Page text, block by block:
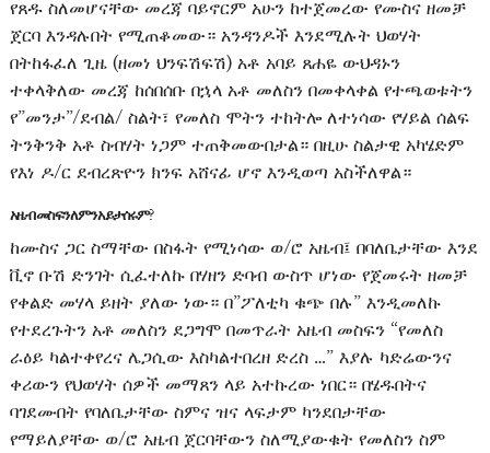
የጸዱ ስለመሆናቸው መረጃ ባይኖርም አሁን ከተጀመረው የሙስና ዘመቻ
ጀርባ እንዳሉበት የሚጠቆመው። አንዳንዶች እንደሚሉት ህወሃት
በትከፋፈለ ጊዜ (ዘመነ ህንፍሽፍሽ) አቶ አባይ ጸሐዬ ውህዳኑን
ተቀላቅለው መረጃ ከሰበሰቡ በኋላ አቶ መለስን በመቀላቀል የተጫወቱትን
የ”መንታ”/ደብል/ ስልት፣ የመለስ ሞትን ተከትሎ ለተነሳው የሃይል ሰልፍ
ትንቅንቅ አቶ ስብሃት ነጋም ተጠቅመውበታል። በዚሁ ስልታዊ አካሄድም
የእነ ዶ/ር ደብረጽዮን ክንፍ አሸናፊ ሆኖ እንዲወጣ አስችለዋል።
አዜብ መስፍን ለምን አይታሰሩም?
ከሙስና ጋር ስማቸው በስፋት የሚነሳው ወ/ሮ አዜብ፤ በባለቤታቸው እንደ
ቪኖ ቡሽ ድንገት ሲፈተለኩ በሃዘን ድባብ ውስጥ ሆነው የጀመሩት ዘመቻ
የቀልድ መሃላ ይዘት ያለው ነው። በ”ፖለቲካ ቁጭ በሉ” እንዲመለኩ
የተደረጉትን አቶ መለስን ደጋግሞ በመጥራት አዜብ መስፍን “የመለስ
ራዕይ ካልተቀየረና ሌጋሲው እስካልተበረዘ ድረስ …” እያሉ ካድሬውንና
ቀሪውን የህወሃት ሰዎች መማጸን ላይ አተኩረው ነበር። በሄዱበትና
ባገደሙበት የባለቤታቸው ስምና ዝና ላፍታም ካንደበታቸው
የማይለያቸው ወ/ሮ አዜብ ጀርባቸውን ስለሚያውቁት የመለስን ስም